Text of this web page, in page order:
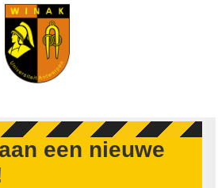
gaan
een nieuwe